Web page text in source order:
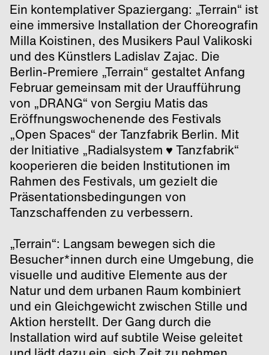
Ein kontemplativer Spaziergang: „Terrain“ ist
eine immersive Installation der Choreografin
Milla Koistinen, des Musikers Paul Valikoski
und des Künstlers Ladislav Zajac. Die
Berlin-Premiere „Terrain“ gestaltet Anfang
Februar gemeinsam mit der Uraufführung
von „DRANG“ von Sergiu Matis das
Eröffnungswochenende des Festivals
„Open Spaces“ der Tanzfabrik Berlin. Mit
der Initiative „Radialsystem ♥ Tanzfabrik“
kooperieren die beiden Institutionen im
Rahmen des Festivals, um gezielt die
Präsentationsbedingungen von
Tanzschaffenden zu verbessern.
„Terrain“: Langsam bewegen sich die
Besucher*innen durch eine Umgebung, die
visuelle und auditive Elemente aus der
Natur und dem urbanen Raum kombiniert
und ein Gleichgewicht zwischen Stille und
Aktion herstellt. Der Gang durch die
Installation wird auf subtile Weise geleitet